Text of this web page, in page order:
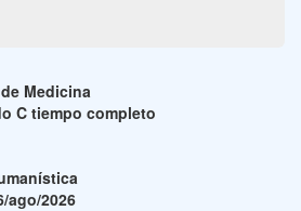
Medicina
C tiempo completo
ago/2026